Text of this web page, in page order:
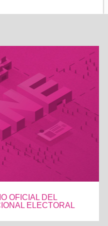
OFICIAL DEL
ELECTORAL